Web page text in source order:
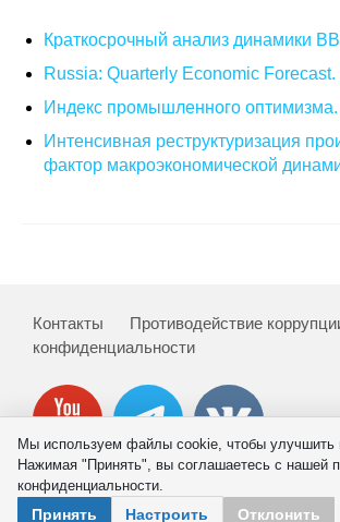
Краткосрочный анализ динамики
Russia: Quarterly Economic
Индекс промышленного
Интенсивная реструктуризация
фактор макроэкономической
Контакты Противодействие
конфиденциальности
© 2026 ИНП РАН
Мы используем файлы cookie, чтобы улучшить
Нажимая "Принять", вы соглашаетесь с нашей
конфиденциальности.
Принять Настроить Отклонить